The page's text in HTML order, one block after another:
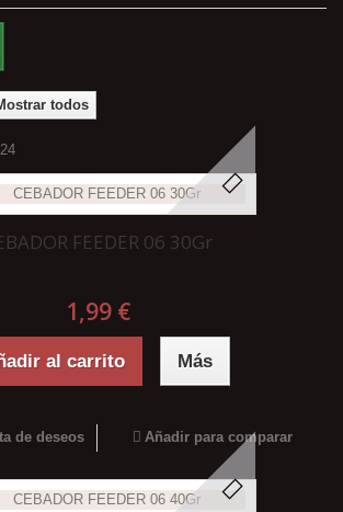
todos
FEEDER 06 30Gr
1,99 €
al carrito Más
de deseos Añadir para comparar